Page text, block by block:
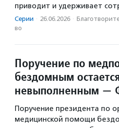
приводит и удерживает
Серии · 26.06.2026 ·
во
Поручение по
бездомным
невыполненным —
Поручение президента по
медицинской помощи